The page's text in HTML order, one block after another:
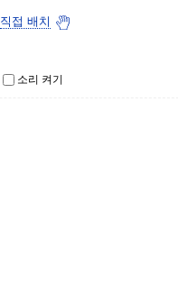
직접 배치
소리 켜기